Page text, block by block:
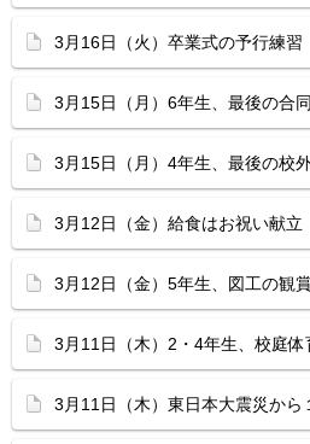
3月16日（火）卒業式の予行練習
3月15日（月）6年生、最後の合
3月15日（月）4年生、最後の校
3月12日（金）給食はお祝い献立
3月12日（金）5年生、図工の観
3月11日（木）2・4年生、校庭体
3月11日（木）東日本大震災から